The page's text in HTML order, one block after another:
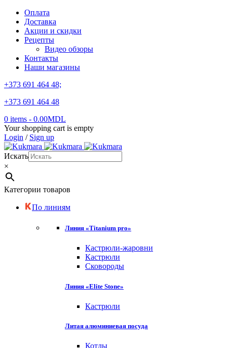
Оплата
Доставка
Акции и скидки
Рецепты
Видео обзоры
Контакты
Наши магазины
+373 691 464 48;
+373 691 464 48
0 items - 0.00MDL
Your shopping cart is empty
Login / Sign up
Искать
×
Категории товаров
По линиям
Линия «Titanium pro»
Кастрюли-жаровни
Кастрюли
Сковороды
Линия «Elite Stone»
Кастрюли
Литая алюминиевая посуда
Котлы